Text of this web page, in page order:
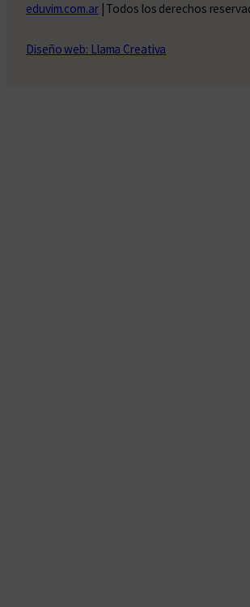
eduvim.com.ar| Todos los derechos
Diseño web: Llama Creativa